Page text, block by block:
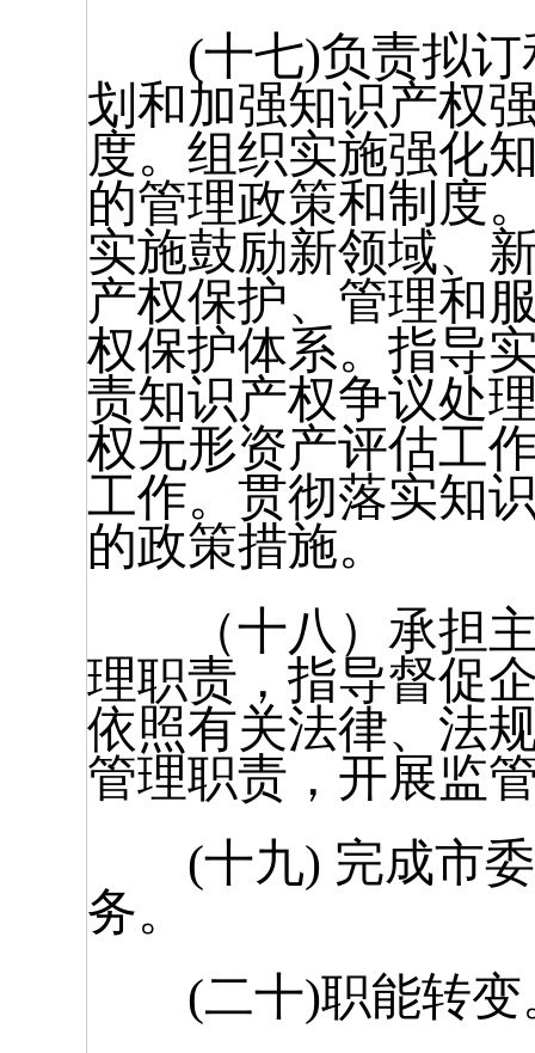
(十七)负责拟订
划和加强知识产权
度。组织实施强化
的管理政策和制度
实施鼓励新领域、
产权保护、管理和
权保护体系。指导
责知识产权争议处
权无形资产评估工
工作。贯彻落实知
的政策措施。
（十八）承担主
理职责，指导督促
依照有关法律、法
管理职责，开展监
(十九) 完成市委
务。
(二十)职能转变